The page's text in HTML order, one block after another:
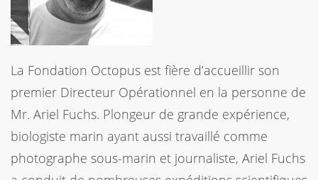
La Fondation Octopus est fière d’accueillir son
premier Directeur Opérationnel en la personne de
Mr. Ariel Fuchs. Plongeur de grande expérience,
biologiste marin ayant aussi travaillé comme
photographe sous-marin et journaliste, Ariel Fuchs